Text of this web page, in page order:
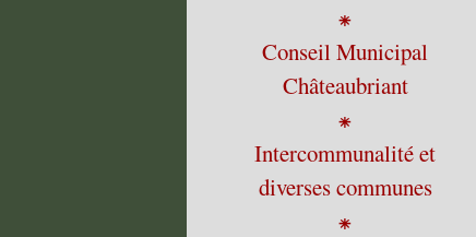
⁕
Conseil Municipal
Châteaubriant
⁕
Intercommunalité et
diverses communes
⁕